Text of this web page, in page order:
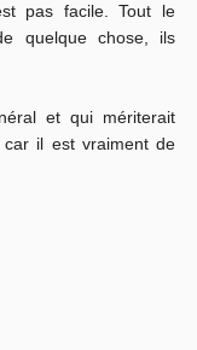
pas facile. Tout le
quelque chose, ils
et qui mériterait
il est vraiment de